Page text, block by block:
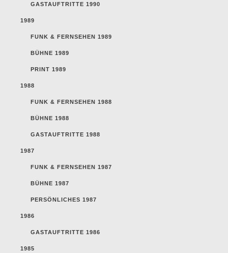
GASTAUFTRITTE 1990
1989
FUNK & FERNSEHEN 1989
BÜHNE 1989
PRINT 1989
1988
FUNK & FERNSEHEN 1988
BÜHNE 1988
GASTAUFTRITTE 1988
1987
FUNK & FERNSEHEN 1987
BÜHNE 1987
PERSÖNLICHES 1987
1986
GASTAUFTRITTE 1986
1985